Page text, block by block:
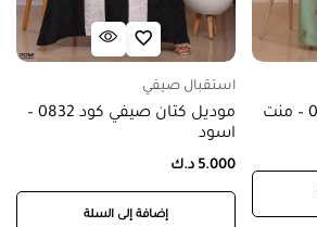
استقبال صيفي
موديل كتان صيفي كود 0832 –
اسود
5.000 د.ك
إضافة إلى السلة